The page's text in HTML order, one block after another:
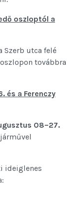
oszloptól a
Szerb utca felé
továbbra
és a Ferenczy
08–27.
ideiglenes